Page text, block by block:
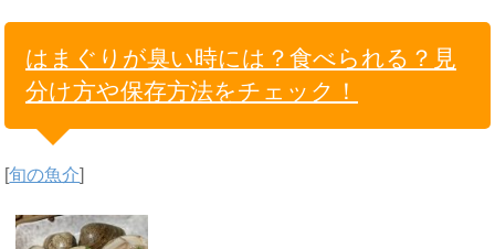
はまぐりが臭い時には？食べられる？見
分け方や保存方法をチェック！
[旬の魚介